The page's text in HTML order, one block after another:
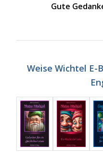
Gute
Weise Wichtel E-